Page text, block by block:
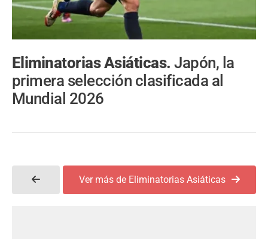
Eliminatorias Asiáticas.Japón, la
primera selección clasificada al
Mundial 2026
Ver más de Eliminatorias Asiáticas